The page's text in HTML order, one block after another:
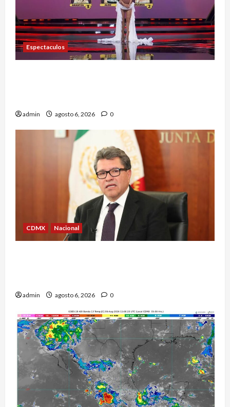
Espectaculos
admin agosto 6, 2026 0
CDMX Nacional
admin agosto 6, 2026 0